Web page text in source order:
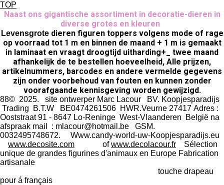
TOP
Naast ons gigantische assortiment in decoratie-dieren in
diverse grotes en kleuren
Levensgrote dieren figuren toppers volgens mode of rage
op voorraad tot 1 m en binnen de maand + 1 m is gemaakt
in laminaat en vraagt droogtijd uitharding+_ twee maand
afhankelijk de te bestellen hoeveelheid, Alle prijzen,
artikelnummers, barcodes en andere vermelde gegevens
zijn onder voorbehoud van fouten en kunnen zonder
voorafgaande kennisgeving worden gewijzigd.
88© 2025. site ontwerper Marc Lacour BV. Koopjesparadijs
Trading
B.T.W BE0474261506 HWR.Veurne 27417 Adres :
Ooststraat 91 - 8647 Lo-Reninge West-Vlaanderen België na
afspraak mail : mlacour@hotmail.be GSM.
0032495748672. Www.candy-world-uw-Koopjesparadijs.eu
www.decosite.com ofwww.decolacour.fr Sélection
unique de grandes figurines d'animaux en Europe Fabrication
artisanale
touche drapeau
pour á français